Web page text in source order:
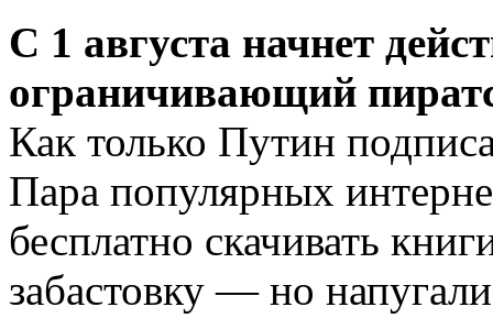
С 1 августа начнет
ограничивающий
Как только Путин
Пара популярных
бесплатно скачивать
забастовку — но